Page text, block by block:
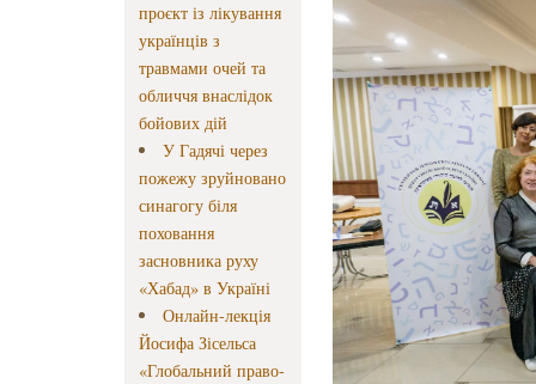
проєкт із лікування
українців з
травмами очей та
обличчя внаслідок
бойових дій
У Гадячі через
пожежу зруйновано
синагогу біля
поховання
засновника руху
«Хабад» в Україні
Онлайн-лекція
Йосифа Зісельса
«Глобальний право-